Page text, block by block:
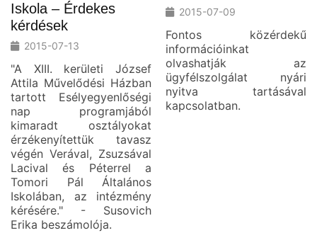
Iskola – Érdekes
kérdések
2015-07-13
"A XIII. kerületi József
Attila Művelődési Házban
tartott Esélyegyenlőségi
nap programjából
kimaradt osztályokat
érzékenyítettük tavasz
végén Verával, Zsuzsával
Lacival és Péterrel a
Tomori Pál Általános
Iskolában, az intézmény
kérésére." - Susovich
Erika beszámolója.
2015-07-09
Fontos közérdekű
információinkat
olvashatják az
ügyfélszolgálat nyári
nyitva tartásával
kapcsolatban.